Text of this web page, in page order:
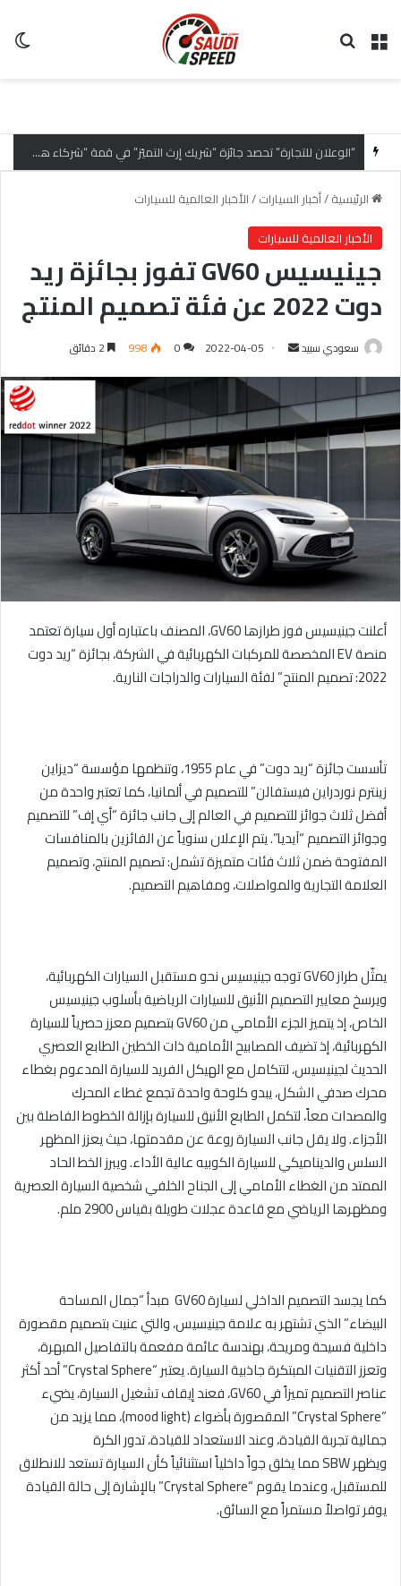
القائمة
“الوعلان للتجارة” تحصد جائزة “شريك إرث التميّز” في قمة “شركاء هيونداي لعام 2026” تقديراً للتميّز التشغيلي وريادة تجارب العميل
الرئيسية/أخبار السيارات/الأخبار العالمية للسيارات
الأخبار العالمية للسيارات
جينيسيس GV60 تفوز بجائزة ريد
دوت 2022 عن فئة تصميم المنتج
سعودي سبيد
ل
ب
ر
د
ا
إ
ل
ك
ت
ر
و
ن
ي
2022-04-05
0
998
أعلنت جينيسيس فوز طرازهاGV60، المصنف باعتباره أول سيارة تعتمد
منصة
المخصصة للمركبات الكهربائية في الشركة، بجائزة “ريد دوت
2022: تصميم المنتج” لفئة السيارات والدراجات النارية.
تأسست جائزة “ريد دوت” في عام 1955، وتنظمها مؤسسة “ديزاين
زينترم نوردراين فيستفالن” للتصميم في ألمانيا، كما تعتبر واحدة من
أفضل ثلاث جوائز للتصميم في العالم إلى جانب جائزة “أي إف” للتصميم
وجوائز التصميم “آيديا”. يتم الإعلان سنوياً عن الفائزين بالمنافسات
المفتوحة ضمن ثلاث فئات متميزة تشمل: تصميم المنتج، وتصميم
العلامة التجارية والمواصلات، ومفاهيم التصميم.
يمثّل طرازGV60توجه جينيسيس نحو مستقبل السيارات الكهربائية،
ويرسخ معايير التصميم الأنيق للسيارات الرياضية بأسلوب جينيسيس
الخاص، إذ يتميز الجزء الأمامي منGV60بتصميم معزز حصرياً للسيارة
الكهربائية، إذ تضيف المصابيح الأمامية ذات الخطين الطابع العصري
الحديث لجينيسيس، لتتكامل مع الهيكل الفريد للسيارة المدعوم بغطاء
محرك صدفي الشكل، يبدو كلوحة واحدة تجمع غطاء المحرك
والمصدات معاً، لتكمل الطابع الأنيق للسيارة بإزالة الخطوط الفاصلة بين
الأجزاء. ولا يقل جانب السيارة روعة عن مقدمتها، حيث يعزز المظهر
السلس والديناميكي للسيارة الكوبيه عالية الأداء. ويبرز الخط الحاد
الممتد من الغطاء الأمامي إلى الجناح الخلفي شخصية السيارة العصرية
ومظهرها الرياضي مع قاعدة عجلات طويلة بقياس 2900 ملم.
كما يجسد التصميم الداخلي لسيارةGV60 مبدأ “جمال المساحة
البيضاء” الذي تشتهر به علامة جينيسيس، والتي عنيت بتصميم مقصورة
داخلية فسيحة ومريحة، بهندسة عائمة مفعمة بالتفاصيل المبهرة،
وتعزز التقنيات المبتكرة جاذبية السيارة. يعتبر “Crystal Sphere” أحد أكثر
عناصر التصميم تميزاً فيGV60، فعند إيقاف تشغيل السيارة، يضيء
“
Crystal Sphere” المقصورة بأضواء (mood light)، مما يزيد من
جمالية تجربة القيادة، وعند الاستعداد للقيادة، تدور الكرة
ويظهرSBWمما يخلق جواً داخلياً استثنائياً كأن السيارة تستعد للانطلاق
للمستقبل، وعندما يقوم “Crystal Sphere” بالإشارة إلى حالة القيادة
يوفر تواصلاً مستمراً مع السائق.